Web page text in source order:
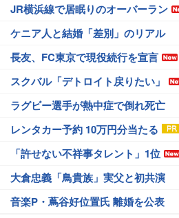
JR横浜線で居眠りのオーバーラン
ケニア人と結婚「差別」のリアル
長友、FC東京で現役続行を宣言
スクバル「デトロイト戻りたい」
ラグビー選手が熱中症で倒れ死亡
レンタカー予約 10万円分当たる
「許せない不祥事タレント」1位
大倉忠義「鳥貴族」実父と初共演
音楽P・蔦谷好位置氏 離婚を公表